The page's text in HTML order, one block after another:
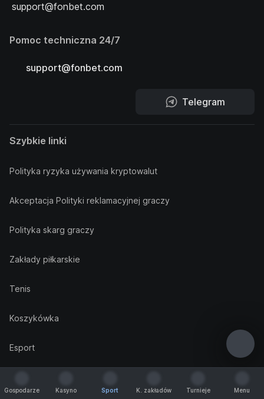
support@fonbet.com
Pomoc techniczna 24/7
support@fonbet.com
Telegram
Szybkie linki
Polityka ryzyka używania kryptowalut
Akceptacja Polityki reklamacyjnej graczy
Polityka skarg graczy
Zakłady piłkarskie
Tenis
Koszykówka
Esport
Gospodarze
Kasyno
Sport
K. zakładów
Turnieje
Menu